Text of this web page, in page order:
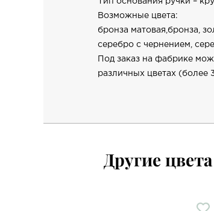
Возможные цвета:
бронза матовая,бронза,
серебро с чернением,
Под заказ на фабрике
различных цветах (более
Другие цвета